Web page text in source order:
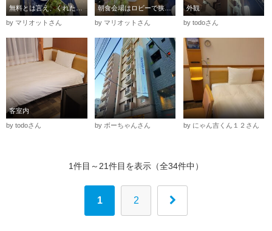
無料とは言え、くれたけインと比べるとわびしい
by マリオットさん
朝食会場はロビーで狭かった。お弁当パックが用意されていた
by マリオットさん
外観
by todoさん
客室内
by todoさん
by ボーちゃんさん by にゃん吉くん１２さん
1件目～21件目を表示（全34件中）
1 2